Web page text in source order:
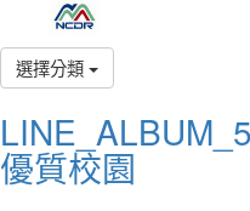
選擇分類
優質校園